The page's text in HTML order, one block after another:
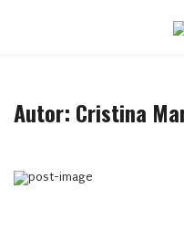
Autor: Cristina